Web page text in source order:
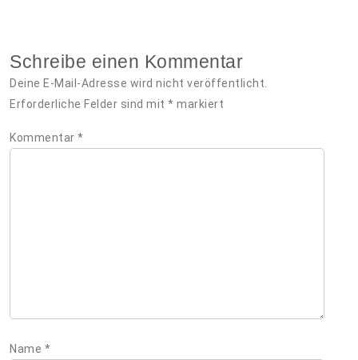
Schreibe einen Kommentar
Deine E-Mail-Adresse wird nicht veröffentlicht.
Erforderliche Felder sind mit * markiert
Kommentar *
Name *